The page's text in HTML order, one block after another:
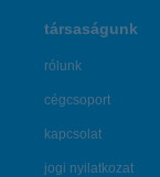
társaságunk
rólunk
cégcsoport
kapcsolat
jogi nyilatkozat